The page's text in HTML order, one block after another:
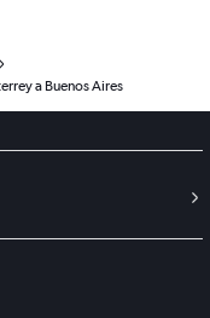
a Buenos Aires